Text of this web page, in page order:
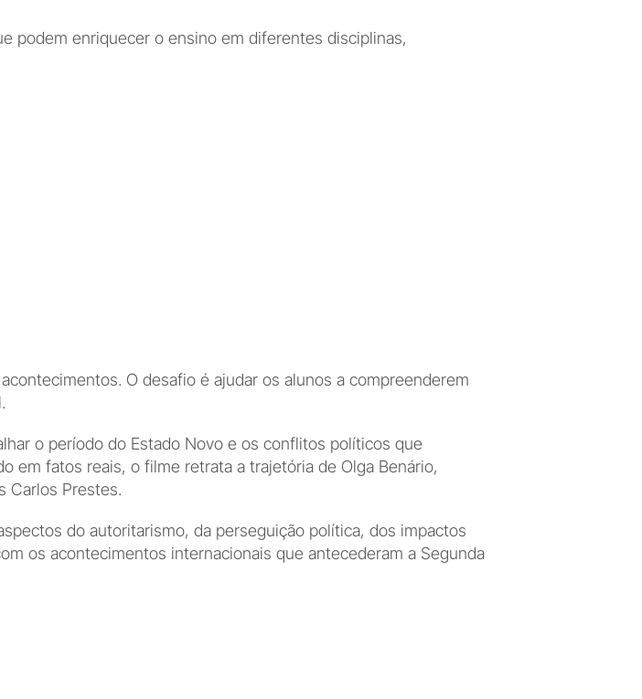
podem enriquecer o ensino em diferentes disciplinas,
O desafio é ajudar os alunos a compreenderem
o período do Estado Novo e os conflitos políticos que
em fatos reais, o filme retrata a trajetória de Olga Benário,
Carlos Prestes.
do autoritarismo, da perseguição política, dos impactos
os acontecimentos internacionais que antecederam a Segunda